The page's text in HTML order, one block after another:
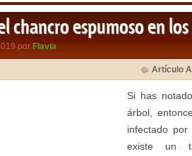
chancro espumoso en
por Flavia
Artículo
Si has
árbol,
infectado
existe un